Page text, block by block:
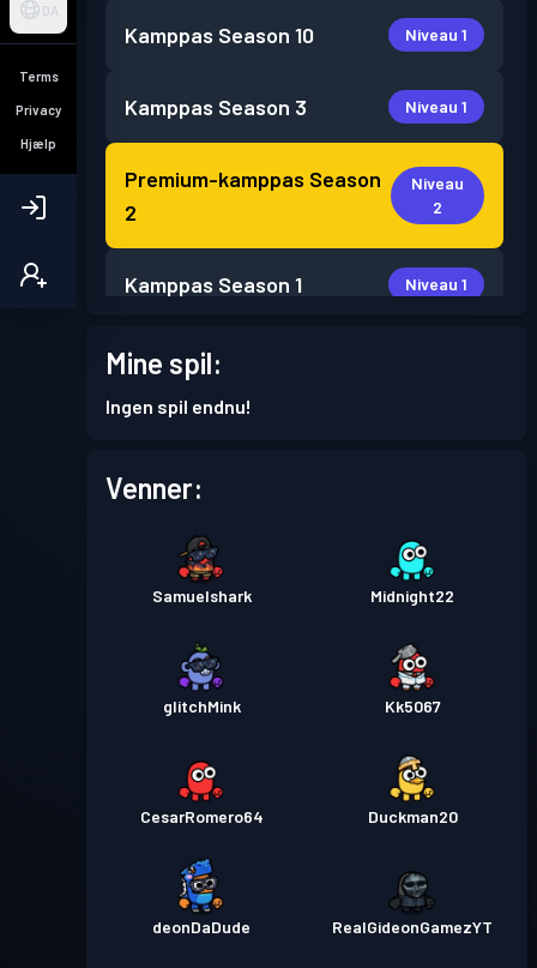
DA
Terms
Privacy
Hjælp
Kamppas Season 10 Niveau 1
Kamppas Season 3 Niveau 1
Premium-kamppas Season
2
Niveau
2
Kamppas Season 1 Niveau 1
Mine spil:
Ingen spil endnu!
Venner:
Samuelshark Midnight22
glitchMink Kk5067
CesarRomero64 Duckman20
deonDaDude RealGideonGamezYT